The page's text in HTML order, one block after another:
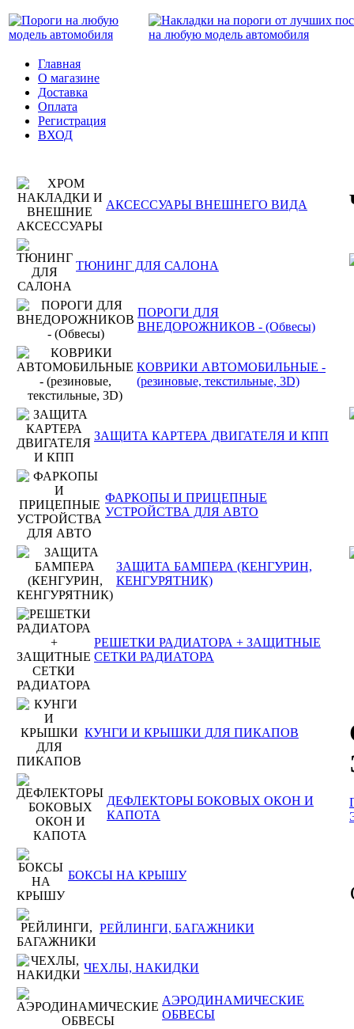
Главная
О магазине
Доставка
Оплата
Регистрация
ВХОД
АКСЕССУАРЫ ВНЕШНЕГО ВИДА
ТЮНИНГ ДЛЯ САЛОНА
ПОРОГИ ДЛЯ
ВНЕДОРОЖНИКОВ - (Обвесы)
КОВРИКИ АВТОМОБИЛЬНЫЕ -
(резиновые, текстильные, 3D)
ЗАЩИТА КАРТЕРА ДВИГАТЕЛЯ И КПП
ФАРКОПЫ И ПРИЦЕПНЫЕ
УСТРОЙСТВА ДЛЯ АВТО
ЗАЩИТА БАМПЕРА (КЕНГУРИН,
КЕНГУРЯТНИК)
РЕШЕТКИ РАДИАТОРА + ЗАЩИТНЫЕ
СЕТКИ РАДИАТОРА
КУНГИ И КРЫШКИ ДЛЯ ПИКАПОВ
ДЕФЛЕКТОРЫ БОКОВЫХ ОКОН И
КАПОТА
БОКСЫ НА КРЫШУ
РЕЙЛИНГИ, БАГАЖНИКИ
ЧЕХЛЫ, НАКИДКИ
АЭРОДИНАМИЧЕСКИЕ
ОБВЕСЫ